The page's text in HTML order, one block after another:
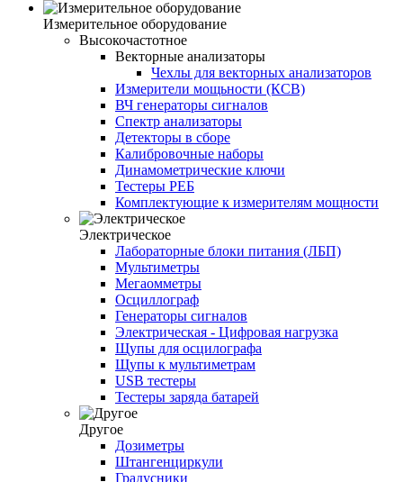
Измерительное оборудование
Высокочастотное
Векторные анализаторы
Чехлы для векторных анализаторов
Измерители мощьности (КСВ)
ВЧ генераторы сигналов
Спектр анализаторы
Детекторы в сборе
Калибровочные наборы
Динамометрические ключи
Тестеры РЕБ
Комплектующие к измерителям мощности
Электрическое
Лабораторные блоки питания (ЛБП)
Мультиметры
Мегаомметры
Осциллограф
Генераторы сигналов
Электрическая - Цифровая нагрузка
Щупы для осцилографа
Щупы к мультиметрам
USB тестеры
Тестеры заряда батарей
Другое
Дозиметры
Штангенциркули
Градусники